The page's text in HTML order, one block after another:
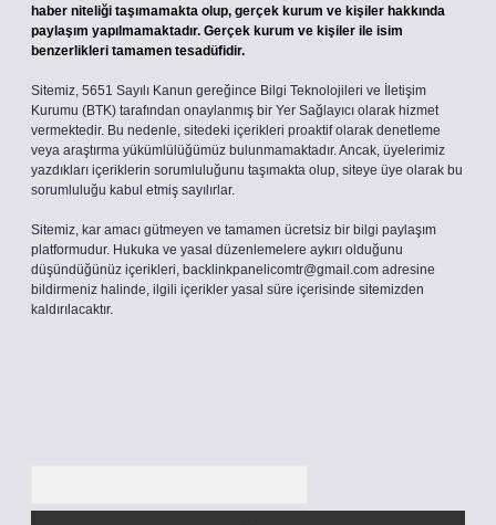
haber niteliği taşımamakta olup, gerçek kurum ve kişiler hakkında
paylaşım yapılmamaktadır. Gerçek kurum ve kişiler ile isim
benzerlikleri tamamen tesadüfidir.
Sitemiz, 5651 Sayılı Kanun gereğince Bilgi Teknolojileri ve İletişim
Kurumu (BTK) tarafından onaylanmış bir Yer Sağlayıcı olarak hizmet
vermektedir. Bu nedenle, sitedeki içerikleri proaktif olarak denetleme
veya araştırma yükümlülüğümüz bulunmamaktadır. Ancak, üyelerimiz
yazdıkları içeriklerin sorumluluğunu taşımakta olup, siteye üye olarak bu
sorumluluğu kabul etmiş sayılırlar.
Sitemiz, kar amacı gütmeyen ve tamamen ücretsiz bir bilgi paylaşım
platformudur. Hukuka ve yasal düzenlemelere aykırı olduğunu
düşündüğünüz içerikleri, backlinkpanelicomtr@gmail.com adresine
bildirmeniz halinde, ilgili içerikler yasal süre içerisinde sitemizden
kaldırılacaktır.